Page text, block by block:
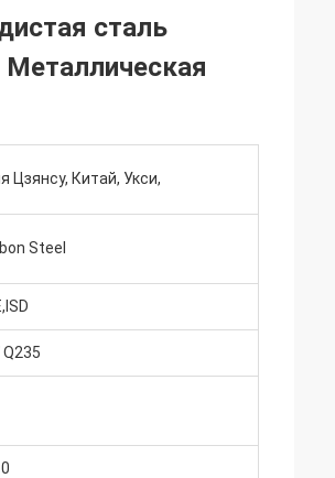
сталь
Металлическая
Цзянсу, Китай, Укси,
Steel